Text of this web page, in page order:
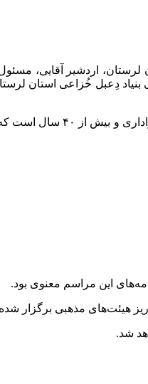
تبلیغات اسلامی استان لرستان،
دِعبل خُزاعی استان
حسین صحرایی که در بین هیئت‌های مذهبی شهرستان
این مراسم معنوی بود.
هیئت‌های‌ مذهبی برگزار
شد.